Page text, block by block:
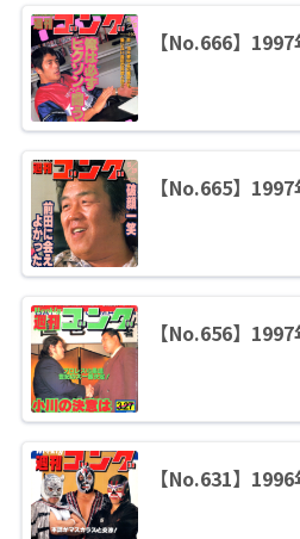
【No.666】
【No.665】
【No.656】
【No.631】